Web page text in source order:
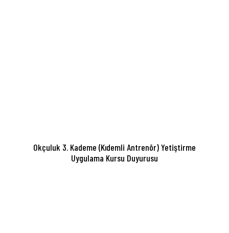
Okçuluk 3. Kademe (Kıdemli Antrenör) Yetiştirme
Uygulama Kursu Duyurusu